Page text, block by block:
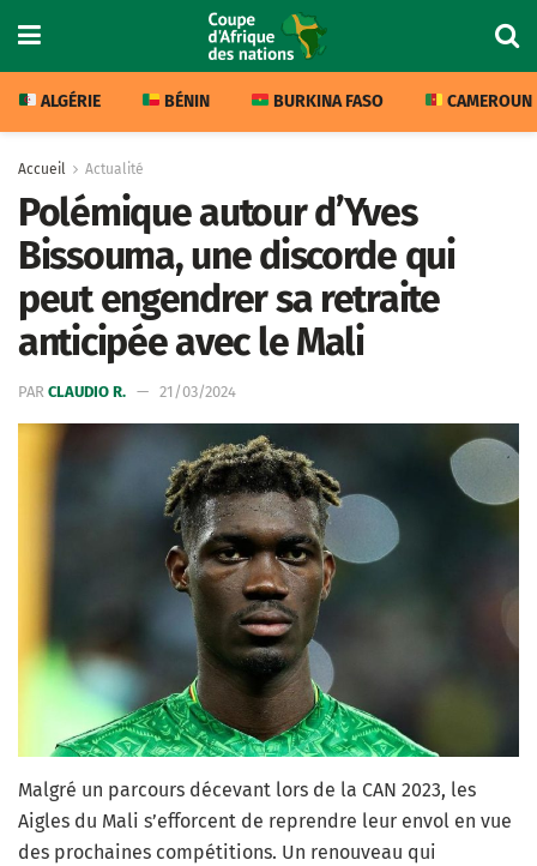
ALGÉRIE BÉNIN BURKINA FASO CAMEROUN
Accueil Actualité
Polémique autour d’Yves
Bissouma, une discorde qui
peut engendrer sa retraite
anticipée avec le Mali
PAR CLAUDIO R. 21/03/2024
Malgré un parcours décevant lors de la CAN 2023, les
Aigles du Mali s’efforcent de reprendre leur envol en vue
des prochaines compétitions. Un renouveau qui